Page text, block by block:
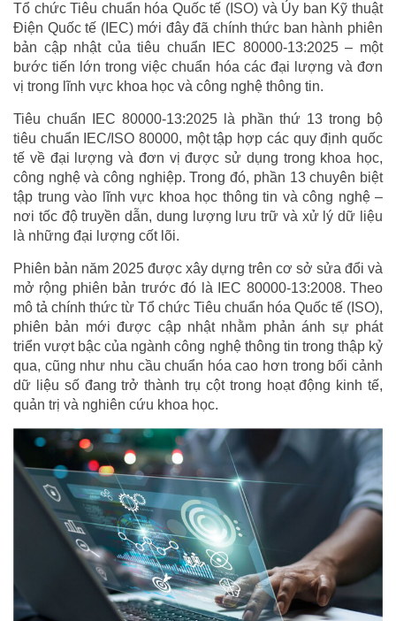
Tổ chức Tiêu chuẩn hóa Quốc tế (ISO) và Ủy ban Kỹ thuật
Điện Quốc tế (IEC) mới đây đã chính thức ban hành phiên
bản cập nhật của tiêu chuẩn IEC 80000-13:2025 – một
bước tiến lớn trong việc chuẩn hóa các đại lượng và đơn
vị trong lĩnh vực khoa học và công nghệ thông tin.
Tiêu chuẩn IEC 80000-13:2025 là phần thứ 13 trong bộ
tiêu chuẩn IEC/ISO 80000, một tập hợp các quy định quốc
tế về đại lượng và đơn vị được sử dụng trong khoa học,
công nghệ và công nghiệp. Trong đó, phần 13 chuyên biệt
tập trung vào lĩnh vực khoa học thông tin và công nghệ –
nơi tốc độ truyền dẫn, dung lượng lưu trữ và xử lý dữ liệu
là những đại lượng cốt lõi.
Phiên bản năm 2025 được xây dựng trên cơ sở sửa đổi và
mở rộng phiên bản trước đó là IEC 80000-13:2008. Theo
mô tả chính thức từ Tổ chức Tiêu chuẩn hóa Quốc tế (ISO),
phiên bản mới được cập nhật nhằm phản ánh sự phát
triển vượt bậc của ngành công nghệ thông tin trong thập kỷ
qua, cũng như nhu cầu chuẩn hóa cao hơn trong bối cảnh
dữ liệu số đang trở thành trụ cột trong hoạt động kinh tế,
quản trị và nghiên cứu khoa học.